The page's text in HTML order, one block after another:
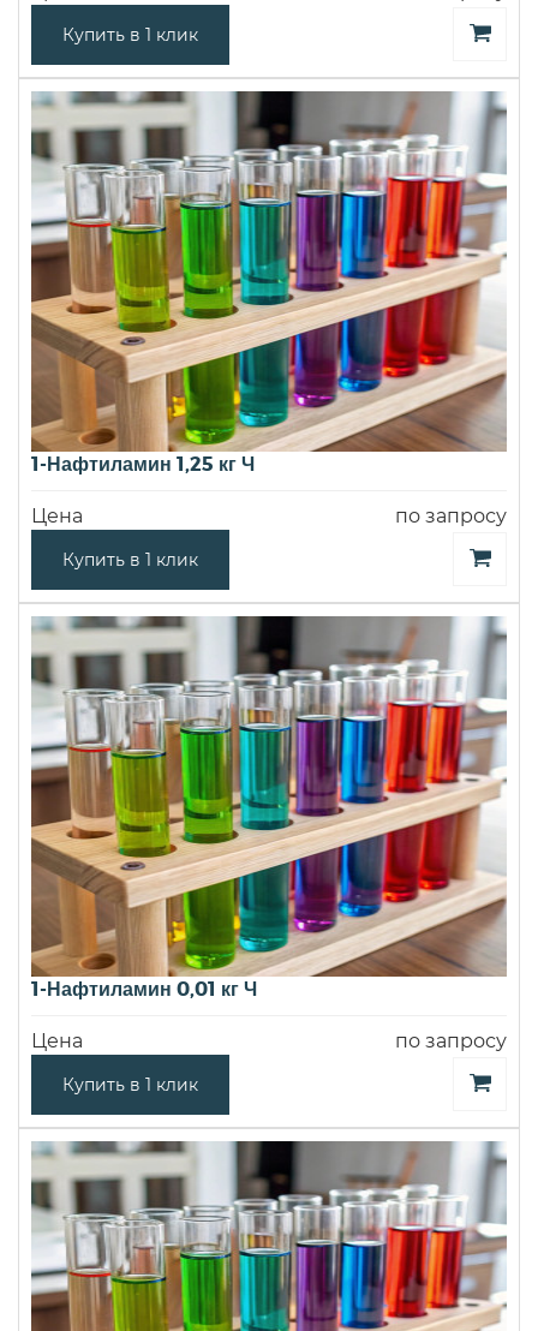
Купить в 1 клик
1-Нафтиламин 1,25 кг Ч
Цена по запросу
Купить в 1 клик
1-Нафтиламин 0,01 кг Ч
Цена по запросу
Купить в 1 клик